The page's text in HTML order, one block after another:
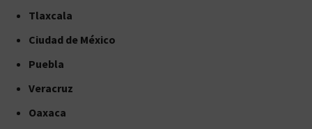
Tlaxcala
Ciudad de México
Puebla
Veracruz
Oaxaca